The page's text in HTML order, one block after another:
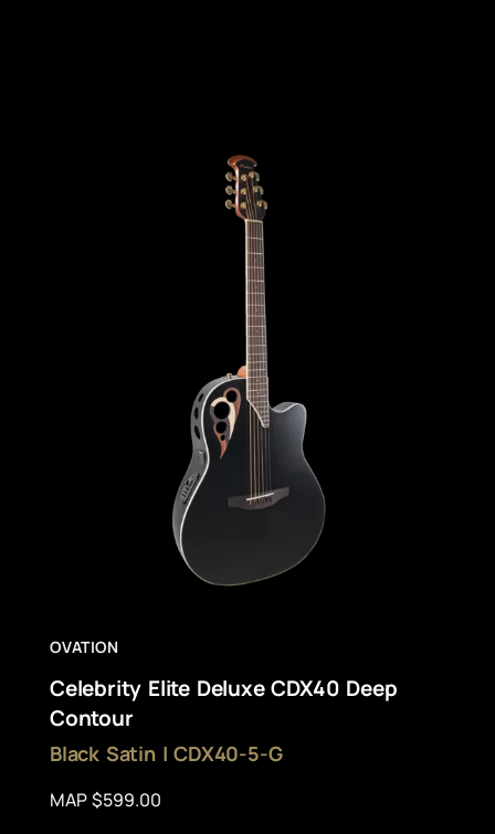
OVATION
Celebrity Elite Deluxe CDX40 Deep
Contour
Black Satin | CDX40-5-G
MAP $599.00